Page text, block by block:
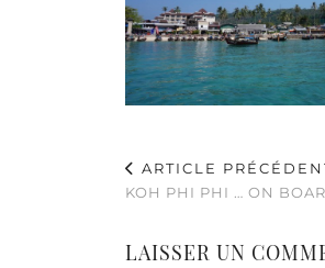
ARTICLE
KOH PHI PHI … ON
LAISSER UN